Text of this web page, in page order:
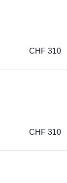
CHF 310
CHF 310